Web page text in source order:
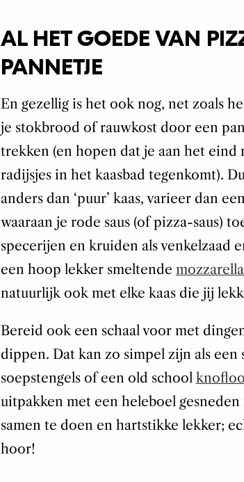
AL HET GOEDE VAN
PANNETJE
En gezellig is het ook nog, net zoals
je stokbrood of rauwkost door een
trekken (en hopen dat je aan het eind
radijsjes in het kaasbad tegenkomt).
anders dan ‘puur’ kaas, varieer dan
waaraan je rode saus (of pizza-saus)
specerijen en kruiden als venkelzaad
een hoop lekker smeltende mozzarella
natuurlijk ook met elke kaas die jij
Bereid ook een schaal voor met
dippen. Dat kan zo simpel zijn als een
soepstengels of een old school
uitpakken met een heleboel
samen te doen en hartstikke lekker;
hoor!